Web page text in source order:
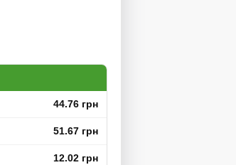
44.76 грн
51.67 грн
12.02 грн